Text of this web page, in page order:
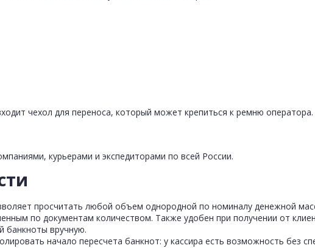
чехол для переноса, который может крепиться к ремню оператора.
курьерами и экспедиторами по всей России.
просчитать любой объем однородной по номиналу денежной
по документам количеством. Также удобен при получении от
банкноты вручную.
начало пересчета банкнот: у кассира есть возможность без